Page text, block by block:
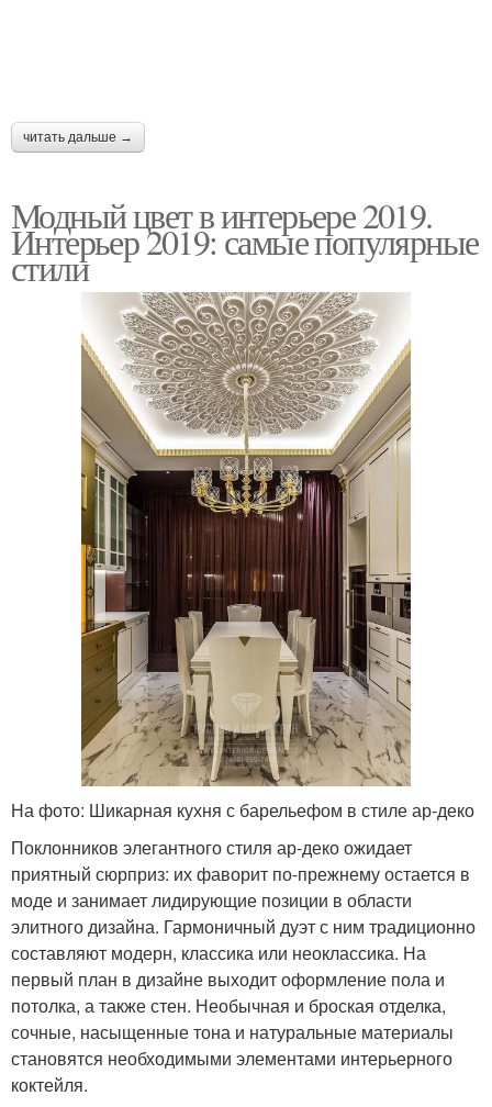
читать дальше →
Модный цвет в интерьере 2019.
Интерьер 2019: самые популярные
стили
На фото: Шикарная кухня с барельефом в стиле ар-деко
Поклонников элегантного стиля ар-деко ожидает
приятный сюрприз: их фаворит по-прежнему остается в
моде и занимает лидирующие позиции в области
элитного дизайна. Гармоничный дуэт с ним традиционно
составляют модерн, классика или неоклассика. На
первый план в дизайне выходит оформление пола и
потолка, а также стен. Необычная и броская отделка,
сочные, насыщенные тона и натуральные материалы
становятся необходимыми элементами интерьерного
коктейля.